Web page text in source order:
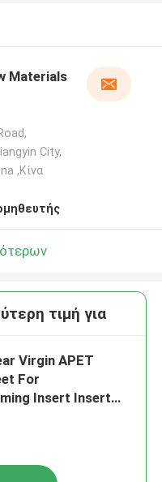
Materials
City,
,Κίνα
τιμή για
Virgin APET
For
Insert Insert